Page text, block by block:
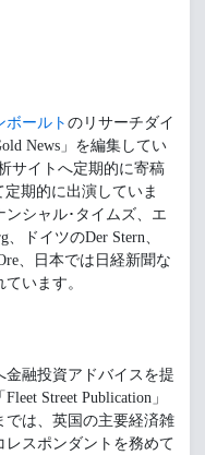
ボールト のリサーチダイ
News」を編集してい
サイトへ定期的に寄稿
期的に出演していま
シャル･タイムズ、エ
ドイツのDer Stern、
、日本では日経新聞な
います。
融投資アドバイスを提
Street Publication」
では、英国の主要経済雑
レスポンダントを務めて